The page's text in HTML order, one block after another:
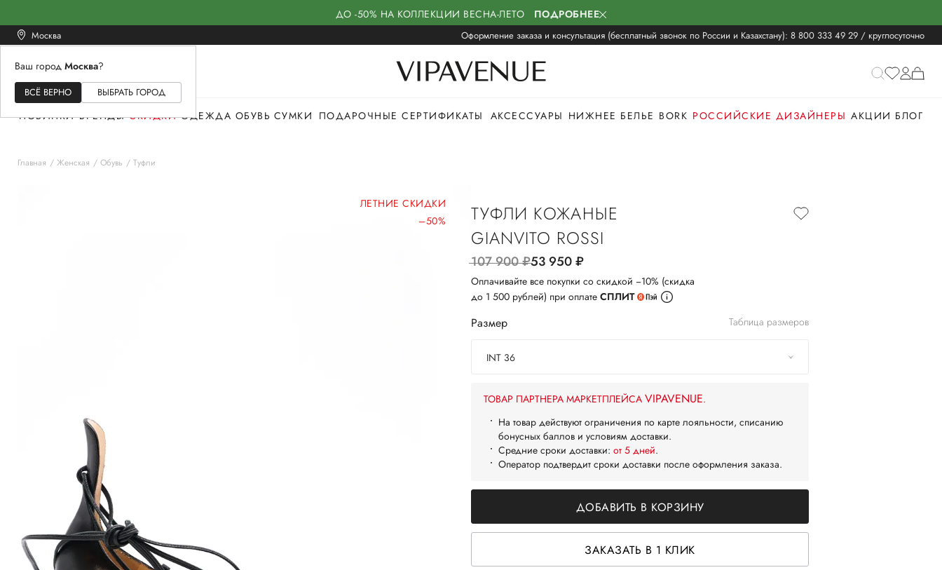
ДО -50% НА КОЛЛЕКЦИИ ВЕСНА-ЛЕТО ПОДРОБНЕЕ
Москва Оформление заказа и консультация (бесплатный звонок по России и Казахстану): 8 800 333 49 29 / круглосуточно
Ваш город Москва?
ВСЁ ВЕРНО ВЫБРАТЬ ГОРОД
ЖЕНСКОЕМУЖСКОЕ
НОВИНКИ БРЕНДЫ СКИДКИ ОДЕЖДА ОБУВЬ СУМКИ ПОДАРОЧНЫЕ СЕРТИФИКАТЫ АКСЕССУАРЫ НИЖНЕЕ БЕЛЬЕ BORK РОССИЙСКИЕ ДИЗАЙНЕРЫ АКЦИИ БЛОГ
Главная Женская Обувь Туфли
ЛЕТНИЕ СКИДКИ
–50%
ТУФЛИ КОЖАНЫЕ
GIANVITO ROSSI
107 900руб.53 950руб.
Оплачивайте все покупки со скидкой −10% (скидка
до 1 500 рублей) при оплате СПЛИТ
Размер Таблица размеров
INT 36
ТОВАР ПАРТНЕРА МАРКЕТПЛЕЙСА VIPAVENUE.
На товар действуют ограничения по карте лояльности, списанию
бонусных баллов и условиям доставки.
Средние сроки доставки: от 5 дней.
Оператор подтвердит сроки доставки после оформления заказа.
ДОБАВИТЬ В КОРЗИНУ
ЗАКАЗАТЬ В 1 КЛИК